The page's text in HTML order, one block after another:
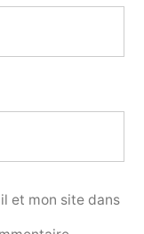
et mon site dans